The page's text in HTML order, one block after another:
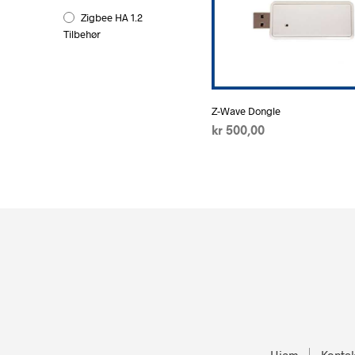
Zigbee HA 1.2
Tilbehør
Z-Wave Dongle
kr 500,00